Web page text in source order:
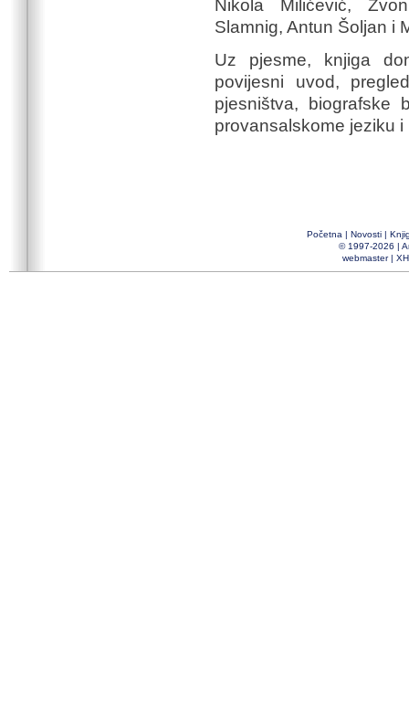
Nikola Milićević,
Slamnig, Antun Šoljan i
Uz pjesme, knjiga
povijesni uvod,
pjesništva, biografske
provansalskome jeziku i
Početna | Novosti |
© 1997-2026 |
webmaster|